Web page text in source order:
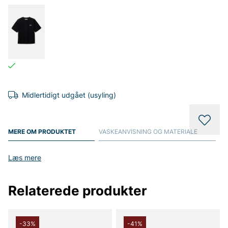
Midlertidigt udgået (usyling)
MERE OM PRODUKTET
Læs mere
VASKEANVISNING OG MATERIALE
Relaterede produkter
-33% -41%